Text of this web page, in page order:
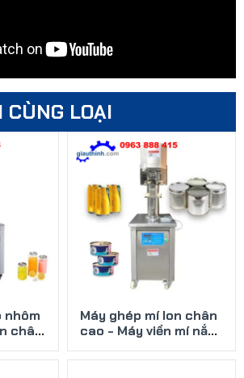
CÙNG LOẠI
nhôm
chân
Máy ghép mí lon chân
cao - Máy viền mí nắp